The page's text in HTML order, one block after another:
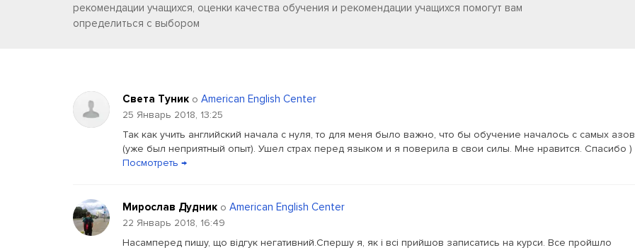
рекомендации учащихся, оценки качества обучения и рекомендации учащихся помогут вам
определиться с выбором
Cвета Туник о American English Center
25 Январь 2018, 13:25
Так как учить английский начала с нуля, то для меня было важно, что бы обучение началось с самых азов
(уже был неприятный опыт). Ушел страх перед языком и я поверила в свои силы. Мне нравится. Спасибо )
Посмотреть →
Мирослав Дудник о American English Center
22 Январь 2018, 16:49
Насамперед пишу, що відгук негативний.Спершу я, як і всі прийшов записатись на курси. Все пройшло